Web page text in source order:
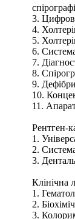
3.
4.
5.
6.
7.
8.
9.
10.
11.
Рентген-
1.
2.
3.
Клінічна
1.
2.
3.